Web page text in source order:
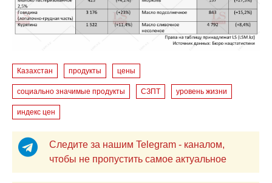
Казахстан продукты цены
социально значимые продукты СЗПТ уровень жизни
индекс цен
Следите за нашим Telegram - каналом,
чтобы не пропустить самое актуальное